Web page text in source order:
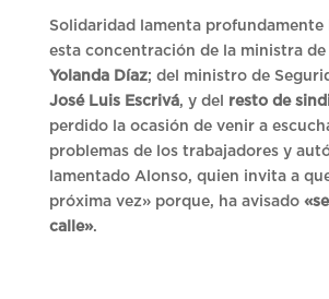
Solidaridad lamenta profundamente
esta concentración de la ministra de
Yolanda Díaz; del ministro de
José Luis Escrivá, y del resto de
perdido la ocasión de venir a
problemas de los trabajadores y
lamentado Alonso, quien invita a
próxima vez» porque, ha avisado
calle».